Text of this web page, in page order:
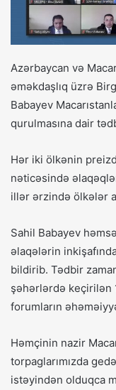
Azərbaycan və
əməkdaşlıq üzrə
Babayev
qurulmasına dair
Hər iki ölkənin
nəticəsində
illər ərzində ölkələr
Sahil Babayev
əlaqələrin
bildirib. Tədbir
şəhərlərdə keçirilən
forumların
Həmçinin nazir
torpaglarımızda
istəyindən olduqca